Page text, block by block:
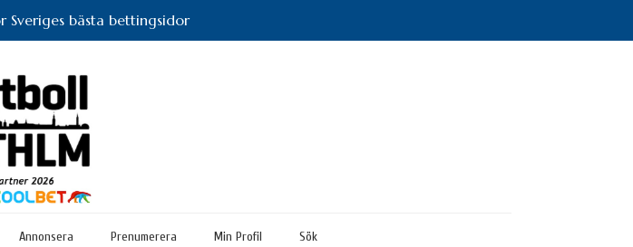
Sveriges bästa bettingsidor
Annonsera Prenumerera Min Profil Sök